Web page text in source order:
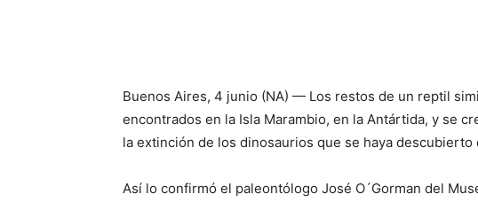
Buenos Aires, 4 junio (NA) — Los restos de un reptil
encontrados en la Isla Marambio, en la Antártida, y se
la extinción de los dinosaurios que se haya
Así lo confirmó el paleontólogo José O´Gorman del